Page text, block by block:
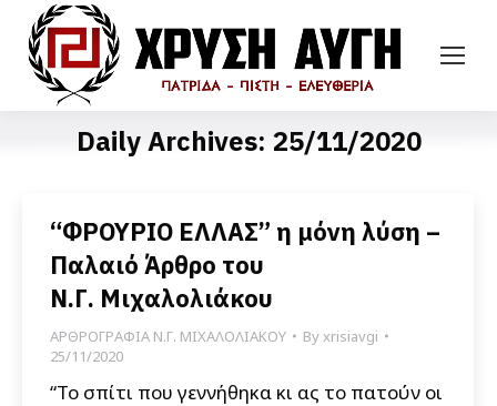
Daily Archives: 25/11/2020
“ΦΡΟΥΡΙΟ ΕΛΛΑΣ” η μόνη λύση –
Παλαιό Άρθρο του
Ν.Γ. Μιχαλολιάκου
ΑΡΘΡΟΓΡΑΦΙΑ Ν.Γ. ΜΙΧΑΛΟΛΙΑΚΟΥ Byxrisiavgi
25/11/2020
“Το σπίτι που γεννήθηκα κι ας το πατούν οι